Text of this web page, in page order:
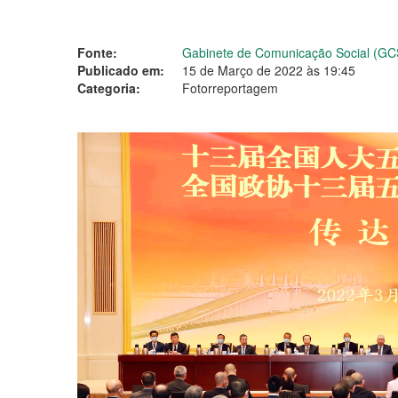
Fonte:
Gabinete de Comunicação Social
Publicado em:
15 de Março de 2022 às 19:45
Categoria:
Fotorreportagem